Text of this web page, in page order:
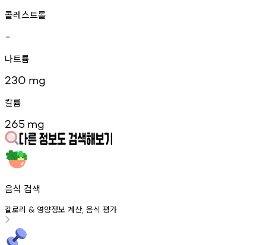
콜레스트롤
-
나트륨
230 mg
칼륨
265 mg
음식 검색
칼로리 & 영양정보 계산, 음식 평가